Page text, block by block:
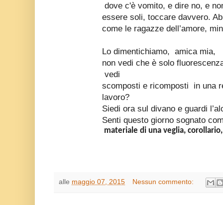
dove c'è vomito, e dire no, e
essere soli, toccare davvero.
come le ragazze dell’amore,
Lo dimentichiamo, amica mia,
non vedi che è solo
vedi
scomposti e ricomposti in una
lavoro?
Siedi ora sul divano e guardi
Senti questo giorno sognato
materiale di una veglia,
alle maggio 07, 2015 Nessun commento: